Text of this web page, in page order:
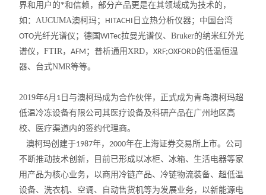
扫描探针显微镜/原子力
激光粒度仪、纳米粒度仪
荧光分光光度计（分子荧光
X射线衍射仪（XRD）
激光光散射仪
扫描电镜（SEM）
界和用户的*和信赖，部分产品更是在其领域成为技术的，
如：AUCUMA澳柯玛 ； HITACHI 日立热分析仪器；中国台湾
OTO光纤光谱仪；德国WITec拉曼光谱仪、Bruker的纳米红外光
谱仪 ，FTIR，AFM ；普析通用XRD，XRF;OXFORD的低温恒温
器、台式NMR等等。
2019年6月 1 日与澳柯玛成为合作伙伴，正式成为青岛澳柯玛超
低温冷冻设备有限公司其医疗设备及科研产品在广州地区高
校、医疗渠道内的签约代理商。
澳柯玛创建于1987年，2000年在上海证券交易所上市。公司
不断推动技术创新，目前已形成以冰柜、冰箱、生活电器等家
用产品为核心业务，以商用冷链产品、冷链物流装备、超低温
设备、洗衣机、空调、自动售货机等为发展业务，以新能源电